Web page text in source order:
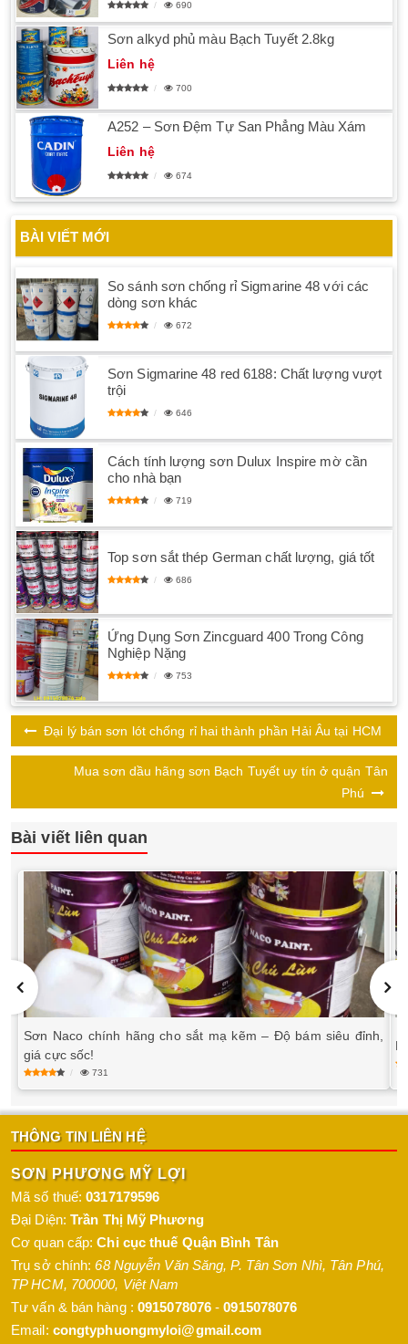
690
Sơn alkyd phủ màu Bạch Tuyết 2.8kg
Liên hệ
700
A252 – Sơn Đệm Tự San Phẳng Màu Xám
Liên hệ
674
BÀI VIẾT MỚI
So sánh sơn chống rỉ Sigmarine 48 với các
dòng sơn khác
672
Sơn Sigmarine 48 red 6188: Chất lượng vượt
trội
646
Cách tính lượng sơn Dulux Inspire mờ cần
cho nhà bạn
719
Top sơn sắt thép German chất lượng, giá tốt
686
Ứng Dụng Sơn Zincguard 400 Trong Công
Nghiệp Nặng
753
Đại lý bán sơn lót chống rỉ hai thành phần Hải Âu tại HCM
Mua sơn dầu hãng sơn Bạch Tuyết uy tín ở quận Tân
Phú
Bài viết liên quan
Sơn Naco chính hãng cho sắt mạ kẽm – Độ bám siêu đỉnh,
giá cực sốc!
731
THÔNG TIN LIÊN HỆ
SƠN PHƯƠNG MỸ LỢI
Mã số thuế:0317179596
Đại Diện: Trần Thị Mỹ Phương
Cơ quan cấp:Chi cục thuế Quận Bình Tân
Trụ sở chính:68 Nguyễn Văn Săng, P. Tân Sơn Nhì, Tân Phú,
TP HCM, 700000, Việt Nam
Tư vấn & bán hàng : 0915078076 -0915078076
Email: congtyphuongmyloi@gmail.com